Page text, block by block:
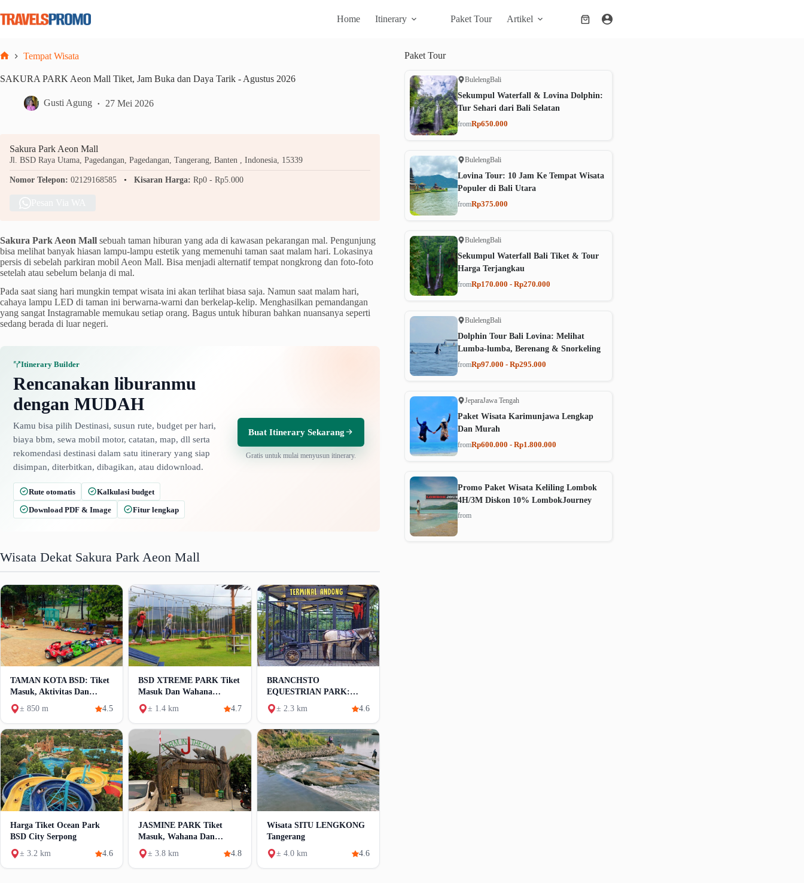
to
content
Home Itinerary Paket Tour Artikel
Shopping
Tempat Wisata
SAKURA PARK Aeon Mall Tiket, Jam Buka dan Daya Tarik - Agustus 2026
Gusti Agung 27 Mei 2026
Sakura Park Aeon Mall
Jl. BSD Raya Utama, Pagedangan, Pagedangan, Tangerang, Banten , Indonesia, 15339
Nomor Telepon: 02129168585 Kisaran Harga: Rp0 - Rp5.000
Sakura Park Aeon Mall sebuah taman hiburan yang ada di kawasan pekarangan mal. Pengunjung
bisa melihat banyak hiasan lampu-lampu estetik yang memenuhi taman saat malam hari. Lokasinya
persis di sebelah parkiran mobil Aeon Mall. Bisa menjadi alternatif tempat nongkrong dan foto-foto
setelah atau sebelum belanja di mal.
Pada saat siang hari mungkin tempat wisata ini akan terlihat biasa saja. Namun saat malam hari,
cahaya lampu LED di taman ini berwarna-warni dan berkelap-kelip. Menghasilkan pemandangan
yang sangat Instagramable memukau setiap orang. Bagus untuk hiburan bahkan nuansanya seperti
sedang berada di luar negeri.
Itinerary Builder
Rencanakan liburanmu
dengan MUDAH
Kamu bisa pilih Destinasi, susun rute, budget per hari,
biaya bbm, sewa mobil motor, catatan, map, dll serta
rekomendasi destinasi dalam satu itinerary yang siap
disimpan, diterbitkan, dibagikan, atau didownload.
Rute otomatis
Kalkulasi budget
Download PDF & Image
Fitur lengkap
Buat Itinerary Sekarang
Gratis untuk mulai menyusun itinerary.
Wisata Dekat Sakura Park Aeon Mall
TAMAN KOTA BSD: Tiket
Masuk, Aktivitas Dan
Fasilitas
± 850 m 4.5
BSD XTREME PARK Tiket
Masuk Dan Wahana
Permainan
± 1.4 km 4.7
BRANCHSTO
EQUESTRIAN PARK:
Tiket Masuk, Daya Tarik
Dan Fasilitas
± 2.3 km 4.6
Harga Tiket Ocean Park
BSD City Serpong
± 3.2 km
4.6
JASMINE PARK Tiket
Masuk, Wahana Dan
Fasilitas
± 3.8 km 4.8
Wisata SITU LENGKONG
Tangerang
± 4.0 km
4.6
Paket Tour
BulelengBali
Sekumpul Waterfall & Lovina Dolphin:
Tur Sehari dari Bali Selatan
fromRp650.000
BulelengBali
Lovina Tour: 10 Jam Ke Tempat Wisata
Populer di Bali Utara
fromRp375.000
BulelengBali
Sekumpul Waterfall Bali Tiket & Tour
Harga Terjangkau
fromRp170.000 - Rp270.000
BulelengBali
Dolphin Tour Bali Lovina: Melihat
Lumba-lumba, Berenang & Snorkeling
fromRp97.000 - Rp295.000
JeparaJawa Tengah
Paket Wisata Karimunjawa Lengkap
Dan Murah
fromRp600.000 - Rp1.800.000
Promo Paket Wisata Keliling Lombok
4H/3M Diskon 10% LombokJourney
from